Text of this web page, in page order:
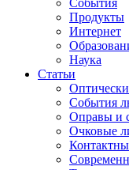
События
Продукты
Интернет
Наука
Статьи
События
Оправы и
Очковые